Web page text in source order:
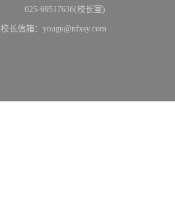
025-69517636(校长室)
校长信箱：yougu@nfxsy.com